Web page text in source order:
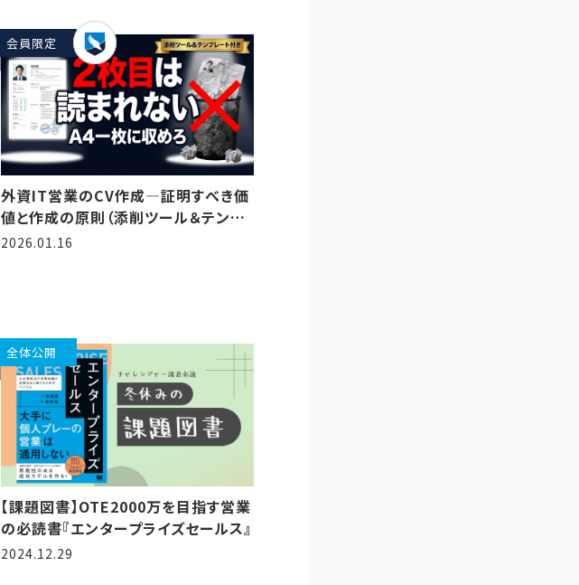
会員限定
外資IT営業のCV作成―証明すべき価
値と作成の原則（添削ツール＆テンプ
レート付き）
2026.01.16
全体公開
【課題図書】OTE2000万を目指す営業
の必読書『エンタープライズセールス』
2024.12.29